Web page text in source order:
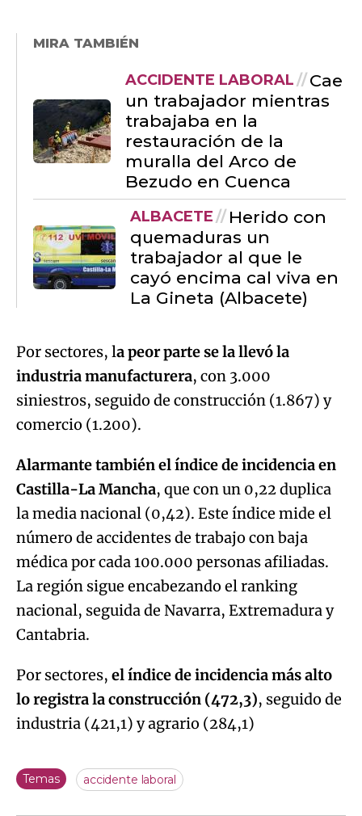
MIRA TAMBIÉN
ACCIDENTE LABORAL
Cae
un trabajador mientras
trabajaba en la
restauración de la
muralla del Arco de
Bezudo en Cuenca
ALBACETE
Herido con
quemaduras un
trabajador al que le
cayó encima cal viva en
La Gineta (Albacete)
Por sectores, la peor parte se la llevó la
industria manufacturera, con 3.000
siniestros, seguido de construcción (1.867) y
comercio (1.200).
Alarmante también el índice de incidencia en
Castilla-La Mancha, que con un 0,22 duplica
la media nacional (0,42). Este índice mide el
número de accidentes de trabajo con baja
médica por cada 100.000 personas afiliadas.
La región sigue encabezando el ranking
nacional, seguida de Navarra, Extremadura y
Cantabria.
Por sectores, el índice de incidencia más alto
lo registra la construcción (472,3), seguido de
industria (421,1) y agrario (284,1)
Temas accidente laboral